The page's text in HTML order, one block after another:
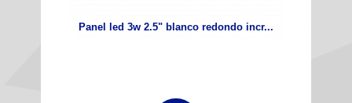
Panel led 3w 2.5" blanco redondo incr...